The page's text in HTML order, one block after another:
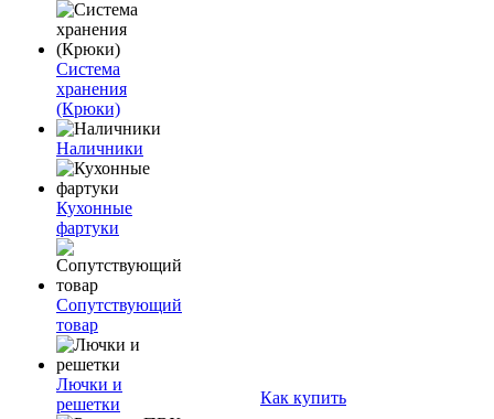
Система
хранения
(Крюки)
Наличники
Кухонные
фартуки
Сопутствующий
товар
Лючки и
решетки
Как купить